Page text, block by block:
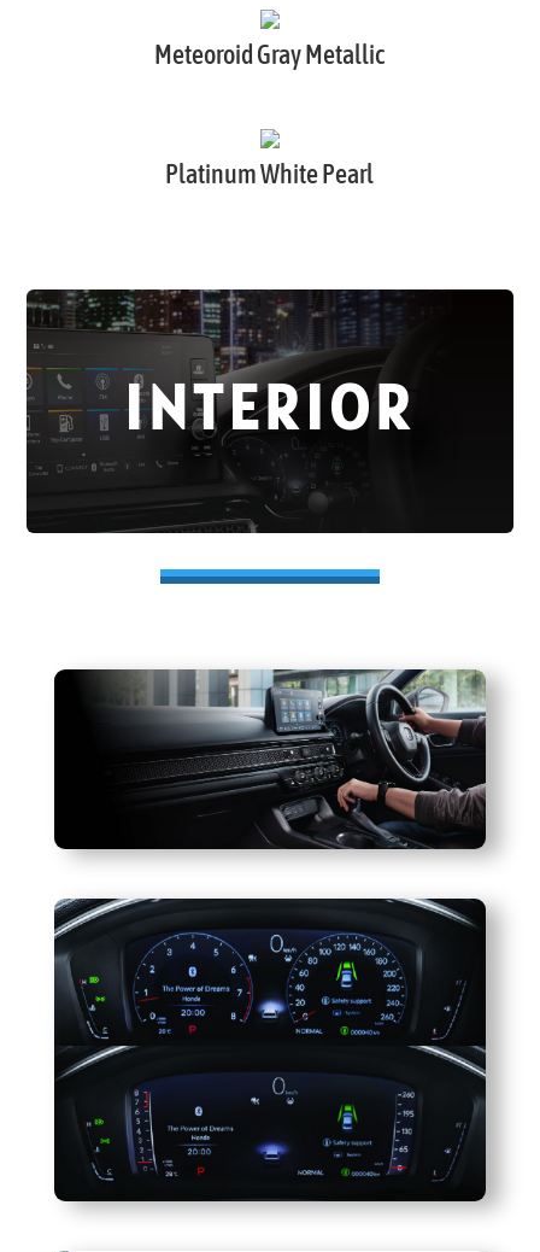
Meteoroid Gray Metallic
Platinum White Pearl
INTERIOR